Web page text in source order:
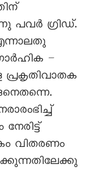
പവർ ഗ്രിഡ്.
–
പ്രകൃതിവാതക
വിതരണം